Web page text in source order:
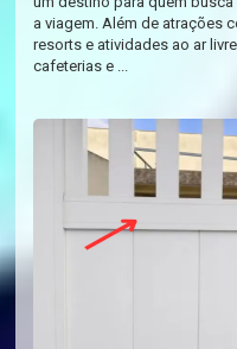
a viagem. Além de atrações
resorts e atividades ao ar
cafeterias e ...